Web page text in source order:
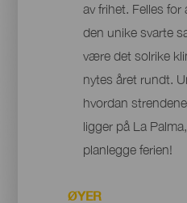
av frihet. Felles for
den unike svarte
være det solrike
nytes året rundt.
hvordan
ligger på La
planlegge ferien!
ØYER